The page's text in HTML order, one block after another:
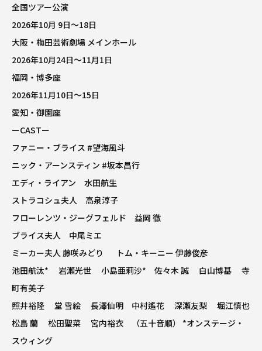
全国ツアー公演
2026年10月 9日〜18日
大阪・梅田芸術劇場 メインホール
2026年10月24日〜11月1日
福岡・博多座
2026年11月10日〜15日
愛知・御園座
ーCASTー
ファニー・ブライス #望海風斗
ニック・アーンスティン #坂本昌行
エディ・ライアン 水田航生
ストラコシュ夫人 高泉淳子
フローレンツ・ジーグフェルド 益岡 徹
ブライス夫人 中尾ミエ
ミーカー夫人 藤咲みどり トム・キーニー 伊藤俊彦
池田航汰* 岩瀬光世 小島亜莉沙* 佐々木 誠 白山博基 寺
町有美子
照井裕隆 堂 雪絵 長澤仙明 中村遙花 深瀬友梨 堀江慎也
松島 蘭 松田聖菜 宮内裕衣 （五十音順） *オンステージ・
スウィング